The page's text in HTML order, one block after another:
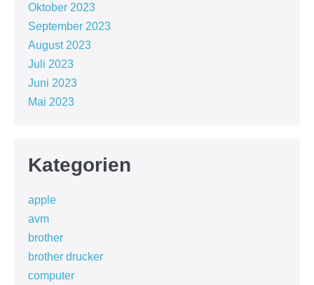
Oktober 2023
September 2023
August 2023
Juli 2023
Juni 2023
Mai 2023
Kategorien
apple
avm
brother
brother drucker
computer